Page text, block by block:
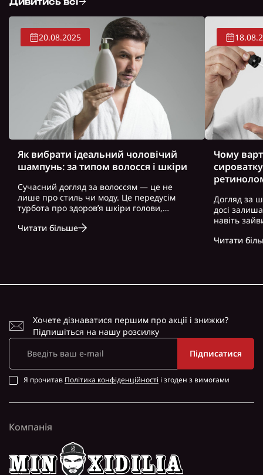
20.08.2025
Як вибрати ідеальний чоловічий
шампунь: за типом волосся і шкіри
Сучасний догляд за волоссям — це не
лише про стиль чи моду. Це передусім
турбота про здоров’я шкіри голови,
актуально для чоловіків, які часто
Читати більше
Чому
Догляд за
досі
навіть
косметику.
Читати
Хочете дізнаватися першим про акції і знижки?
Підпишіться на нашу розсилку
Підписатися
Я прочитав Політика конфіденційності і згоден з вимогами
Компанія